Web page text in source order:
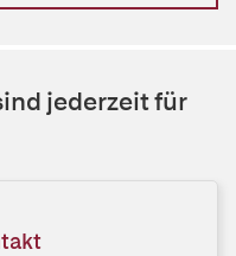
jederzeit für